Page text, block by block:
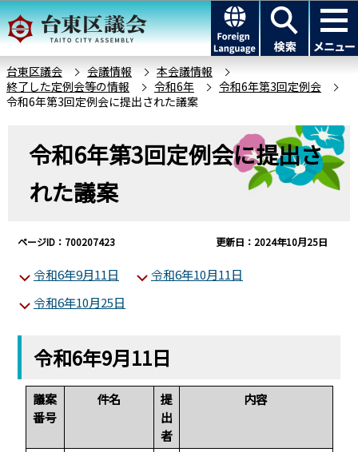
こ
の
ー
ジ
の
このページの本文へ移動
台東区議会 会議情報
本会議情報
終了した定例会等の情報
令和6年
令和6年第3回定例会
令和6年第3回定例会に提出された議案
令和6年第3回定例会に提出さ
れた議案
ページID：700207423 更新日：2024年10月25日
令和6年9月11日
令和6年10月11日
令和6年10月25日
令和6年9月11日
議案
番号
件名
提
出
者
内容